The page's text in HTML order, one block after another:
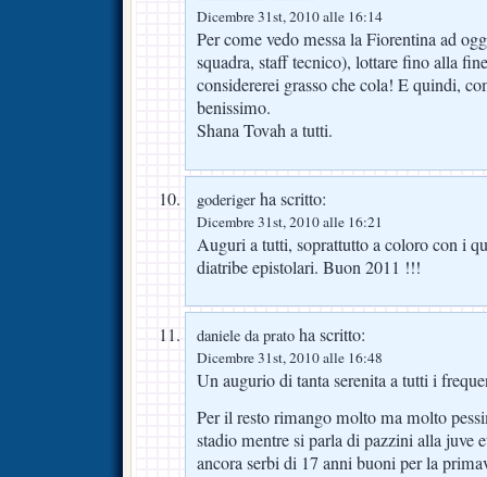
Dicembre 31st, 2010 alle 16:14
Per come vedo messa la Fiorentina ad
squadra, staff tecnico), lottare fino alla
considererei grasso che cola! E quindi,
benissimo.
Shana Tovah a tutti.
goderiger ha scritto:
Dicembre 31st, 2010 alle 16:21
Auguri a tutti, soprattutto a coloro con i
diatribe epistolari. Buon 2011 !!!
daniele da prato ha scritto:
Dicembre 31st, 2010 alle 16:48
Un augurio di tanta serenita a tutti i
Per il resto rimango molto ma molto
stadio mentre si parla di pazzini alla juve
ancora serbi di 17 anni buoni per la